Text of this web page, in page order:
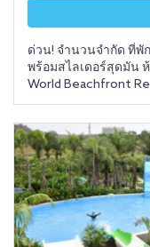
ด่วน! จำนวนจำกัด ที่พั
พร้อมสไลเดอร์สุดมัน
World Beachfront